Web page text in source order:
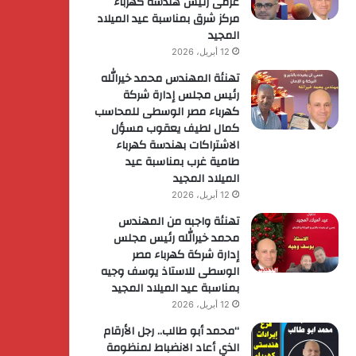
مركز شرق بمناسبة عيد الميلاد
المجيد
12 أبريل، 2026
تهنئة المهندس محمد خيرالله
رئيس مجلس إدارة شركة
كهرباء مصر الوسطى للمحاسب
كمال لطيف يعقوب مسؤل
الاشتراكات بهندسة كهرباء
طامية غرب بمناسبة عيد
الميلاد المجيد
12 أبريل، 2026
تهنئة واجبه من المهندس
محمد خيرالله رئيس مجلس
إدارة شركة كهرباء مصر
الوسطى للاستاذ يوسف وجيه
بمناسبة عيد الميلاد المجيد
12 أبريل، 2026
“محمد أبو طالب.. رجل الأرقام
الذي أعاد الانضباط لمنظومة